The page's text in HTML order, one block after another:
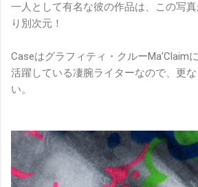
一人として有名な彼の作品は、この写
り別次元！
Caseはグラフィティ・クルーMa’Claim
活躍している凄腕ライターなので、更
い。